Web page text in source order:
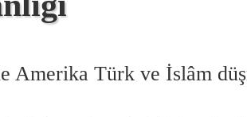
Amerika Türk ve İslâm